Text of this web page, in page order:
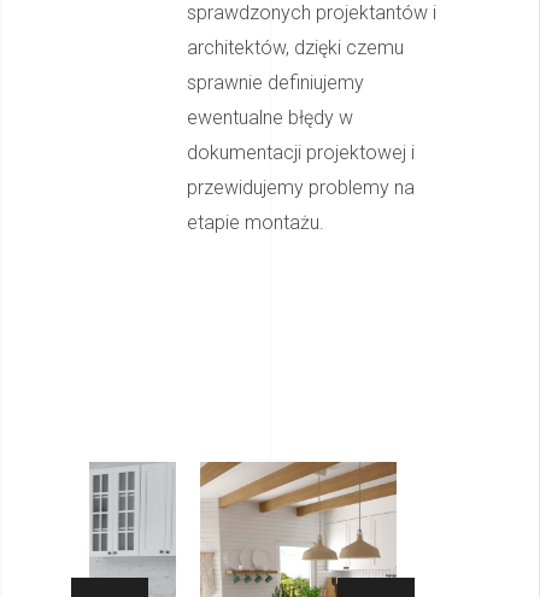
sprawdzonych projektantów i
architektów, dzięki czemu
sprawnie definiujemy
ewentualne błędy w
dokumentacji projektowej i
przewidujemy problemy na
etapie montażu.